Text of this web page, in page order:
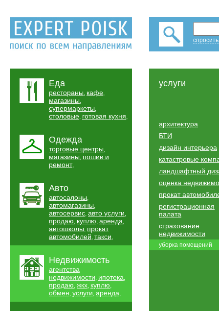
Еда
рестораны, кафе,
магазины,
супермаркеты,
столовые, готовая кухня,
Одежда
торговые центры,
магазины, пошив и
ремонт,
Авто
автосалоны,
автомагазины,
автосервис, авто услуги,
продаю, куплю, аренда,
автошколы, прокат
автомобилей, такси,
Недвижимость
агентства
недвижимости, ипотека,
продаю, жкх, куплю,
обмен, услуги, аренда,
услуги
архитектура
БТИ
дизайн интерьера
катастровые
ландшафтный
оценка
прокат
регистрационная
палата
страхование
недвижимости
уборка помещений